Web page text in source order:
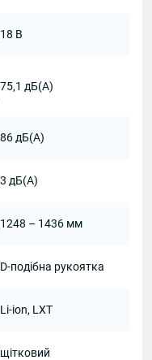
18 В
75,1 дБ(А)
86 дБ(А)
3 дБ(А)
1248 – 1436 мм
D-подібна рукоятка
Li-ion, LXT
щітковий